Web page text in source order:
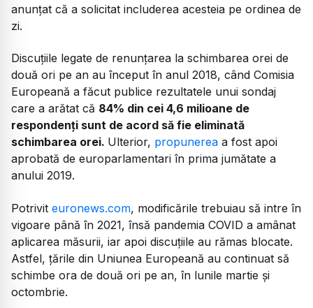
anunțat că a solicitat includerea acesteia pe ordinea de
zi.
Discuțiile legate de renunțarea la schimbarea orei de
două ori pe an au început în anul 2018, când Comisia
Europeană a făcut publice rezultatele unui sondaj
care a arătat că 84% din cei 4,6 milioane de
respondenți sunt de acord să fie eliminată
schimbarea orei. Ulterior, propunerea a fost apoi
aprobată de europarlamentari în prima jumătate a
anului 2019.
Potrivit euronews.com, modificările trebuiau să intre în
vigoare până în 2021, însă pandemia COVID a amânat
aplicarea măsurii, iar apoi discuțiile au rămas blocate.
Astfel, țările din Uniunea Europeană au continuat să
schimbe ora de două ori pe an, în lunile martie și
octombrie.